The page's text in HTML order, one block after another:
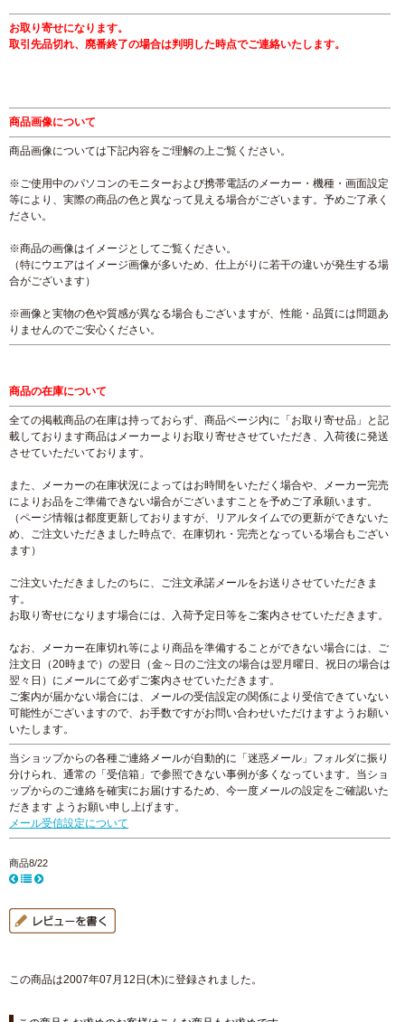
お取り寄せになります。
取引先品切れ、廃番終了の場合は判明した時点でご連絡いたします。
商品画像について
商品画像については下記内容をご理解の上ご覧ください。
※ご使用中のパソコンのモニターおよび携帯電話のメーカー・機種・画面設定
等により、実際の商品の色と異なって見える場合がございます。予めご了承く
ださい。
※商品の画像はイメージとしてご覧ください。
（特にウエアはイメージ画像が多いため、仕上がりに若干の違いが発生する場
合がございます）
※画像と実物の色や質感が異なる場合もございますが、性能・品質には問題あ
りませんのでご安心ください。
商品の在庫について
全ての掲載商品の在庫は持っておらず、商品ページ内に「お取り寄せ品」と記
載しております商品はメーカーよりお取り寄せさせていただき、入荷後に発送
させていただいております。
また、メーカーの在庫状況によってはお時間をいただく場合や、メーカー完売
によりお品をご準備できない場合がございますことを予めご了承願います。
（ページ情報は都度更新しておりますが、リアルタイムでの更新ができないた
め、ご注文いただきました時点で、在庫切れ・完売となっている場合もござい
ます）
ご注文いただきましたのちに、ご注文承諾メールをお送りさせていただきま
す。
お取り寄せになります場合には、入荷予定日等をご案内させていただきます。
なお、メーカー在庫切れ等により商品を準備することができない場合には、ご
注文日（20時まで）の翌日（金～日のご注文の場合は翌月曜日、祝日の場合は
翌々日）にメールにて必ずご案内させていただきます。
ご案内が届かない場合には、メールの受信設定の関係により受信できていない
可能性がございますので、お手数ですがお問い合わせいただけますようお願い
いたします。
当ショップからの各種ご連絡メールが自動的に「迷惑メール」フォルダに振り
分けられ、通常の「受信箱」で参照できない事例が多くなっています。当ショ
ップからのご連絡を確実にお届けするため、今一度メールの設定をご確認いた
だきます ようお願い申し上げます。
メール受信設定について
商品8/22
この商品は2007年07月12日(木)に登録されました。